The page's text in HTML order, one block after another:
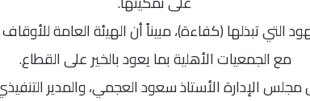
التي تبذلها (كفاءة)، مبيناً أن الهيئة العامة
مع الجمعيات الأهلية بما يعود بالخير على القطاع.
مجلس الإدارة الأستاذ سعود العجمي، والمدير